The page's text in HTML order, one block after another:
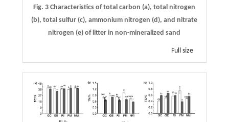
Fig. 3 Characteristics of total carbon (a), total nitrogen
(b), total sulfur (c), ammonium nitrogen (d), and nitrate
nitrogen (e) of litter in non-mineralized sand
Full size